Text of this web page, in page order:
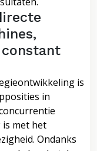
is
in
met het
Ondanks